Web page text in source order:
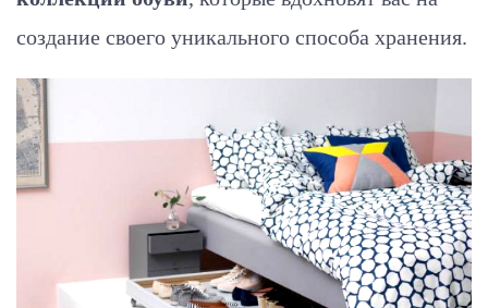
создание своего уникального способа хранения.